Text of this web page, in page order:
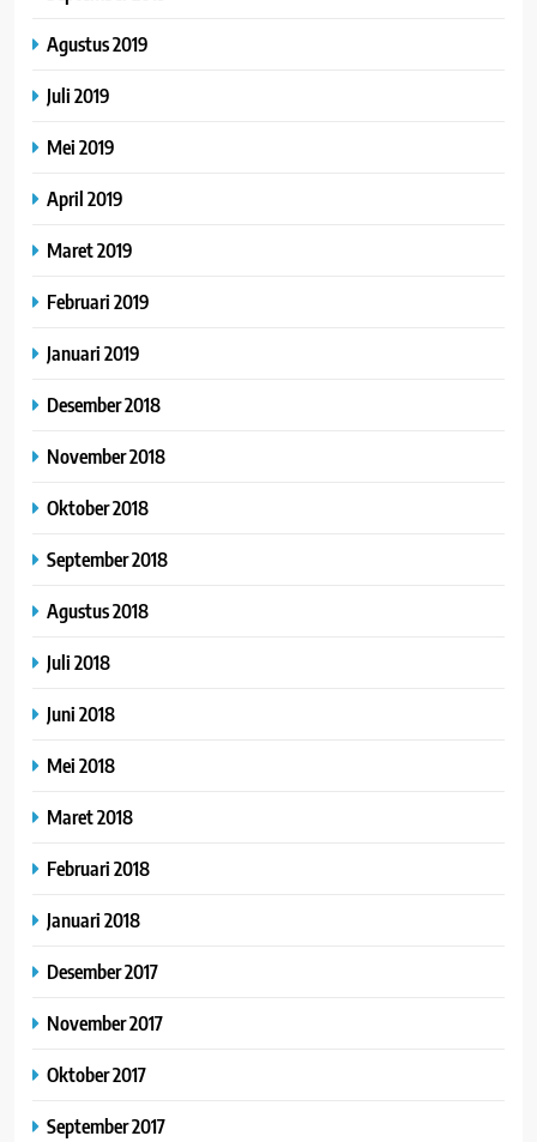
Agustus 2019
Juli 2019
Mei 2019
April 2019
Maret 2019
Februari 2019
Januari 2019
Desember 2018
November 2018
Oktober 2018
September 2018
Agustus 2018
Juli 2018
Juni 2018
Mei 2018
Maret 2018
Februari 2018
Januari 2018
Desember 2017
November 2017
Oktober 2017
September 2017